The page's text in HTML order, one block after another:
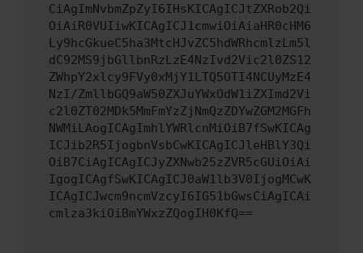
CiAgImNvbmZpZyI6IHsKICAgICJtZXRob2Qi
OiAiR0VUIiwKICAgICJ1cmwiOiAiaHR0cHM6
Ly9hcGkueC5ha3MtcHJvZC5hdWRhcmlzLm5l
dC92MS9jbGllbnRzLzE4NzIvd2Vic2l0ZS12
ZWhpY2xlcy9FVy0xMjY1LTQ5OTI4NCUyMzE4
NzI/ZmllbGQ9aW50ZXJuYWxOdW1iZXImd2Vi
c2l0ZT02MDk5MmFmYzZjNmQzZDYwZGM2MGFh
NWMiLAogICAgImhlYWRlcnMiOiB7fSwKICAg
ICJib2R5IjogbnVsbCwKICAgICJleHBlY3Qi
OiB7CiAgICAgICJyZXNwb25zZVR5cGUiOiAi
IgogICAgfSwKICAgICJ0aW1lb3V0IjogMCwK
ICAgICJwcm9ncmVzcyI6IG51bGwsCiAgICAi
cmlza3kiOiBmYWxzZQogIH0KfQ==